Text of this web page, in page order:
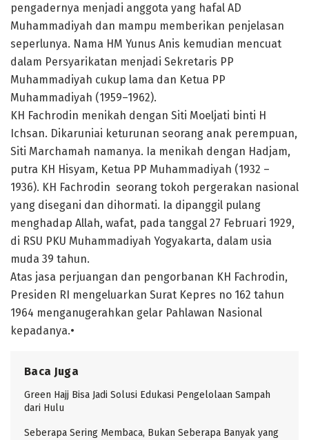
pengadernya menjadi anggota yang hafal AD
Muhammadiyah dan mampu memberikan penjelasan
seperlunya. Nama HM Yunus Anis kemudian mencuat
dalam Persyarikatan menjadi Sekretaris PP
Muhammadiyah cukup lama dan Ketua PP
Muhammadiyah (1959–1962).
KH Fachrodin menikah dengan Siti Moeljati binti H
Ichsan. Dikaruniai keturunan seorang anak perempuan,
Siti Marchamah namanya. Ia menikah dengan Hadjam,
putra KH Hisyam, Ketua PP Muhammadiyah (1932 –
1936). KH Fachrodin seorang tokoh pergerakan nasional
yang disegani dan dihormati. Ia dipanggil pulang
menghadap Allah, wafat, pada tanggal 27 Februari 1929,
di RSU PKU Muhammadiyah Yogyakarta, dalam usia
muda 39 tahun.
Atas jasa perjuangan dan pengorbanan KH Fachrodin,
Presiden RI mengeluarkan Surat Kepres no 162 tahun
1964 menganugerahkan gelar Pahlawan Nasional
kepadanya.•
Baca Juga
Green Hajj Bisa Jadi Solusi Edukasi Pengelolaan Sampah
dari Hulu
Seberapa Sering Membaca, Bukan Seberapa Banyak yang